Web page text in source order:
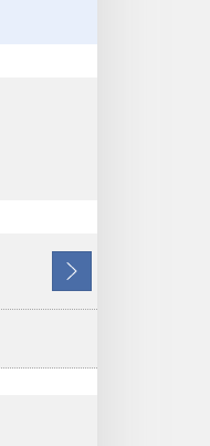
Sljedeće